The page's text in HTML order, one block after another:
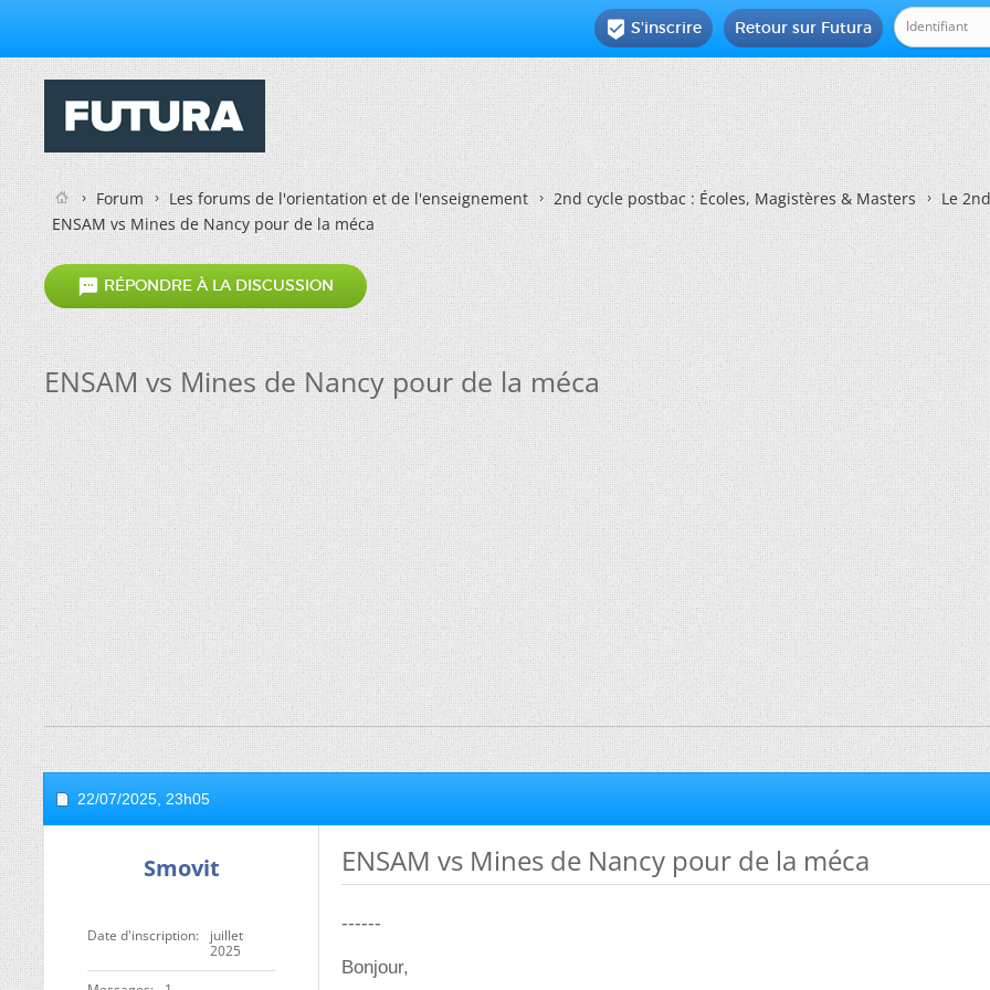
Retour sur Futura
 S'inscrire
Forum Les forums de l'orientation et de l'enseignement 2nd cycle postbac : Écoles, Magistères & Masters
Le
ENSAM vs Mines de Nancy pour de la méca
 RÉPONDRE À LA DISCUSSION
ENSAM vs Mines de Nancy pour de la méca
22/07/2025, 23h05
Smovit
Date d'inscription
juillet
2025
ENSAM vs Mines de Nancy pour de la méca
------
Bonjour,